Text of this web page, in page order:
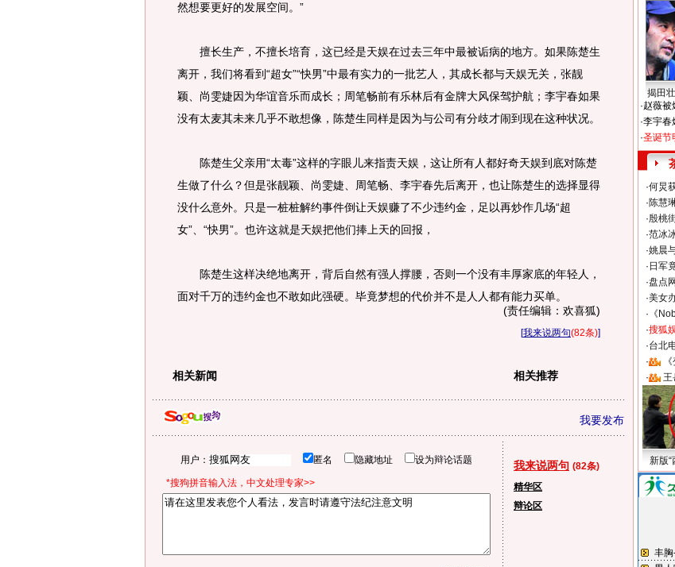
然想要更好的发展空间。”
擅长生产，不擅长培育，这已经是天娱在过去三年中最被诟病的地方。如果陈楚生
离开，我们将看到“超女”“快男”中最有实力的一批艺人，其成长都与天娱无关，张靓
颖、尚雯婕因为华谊音乐而成长；周笔畅前有乐林后有金牌大风保驾护航；李宇春如果
没有太麦其未来几乎不敢想像，陈楚生同样是因为与公司有分歧才闹到现在这种状况。
陈楚生父亲用“太毒”这样的字眼儿来指责天娱，这让所有人都好奇天娱到底对陈楚
生做了什么？但是张靓颖、尚雯婕、周笔畅、李宇春先后离开，也让陈楚生的选择显得
没什么意外。只是一桩桩解约事件倒让天娱赚了不少违约金，足以再炒作几场“超
女”、“快男”。也许这就是天娱把他们捧上天的回报，
陈楚生这样决绝地离开，背后自然有强人撑腰，否则一个没有丰厚家底的年轻人，
面对千万的违约金也不敢如此强硬。毕竟梦想的代价并不是人人都有能力买单。
(责任编辑：欢喜狐)
[我来说两句(82条)]
相关新闻 相关推荐
我要发布
用户： 匿名 隐藏地址 设为辩论话题
*搜狗拼音输入法，中文处理专家>>
我来说两句 (82条)
精华区
辩论区
揭田
·赵薇被
·李宇春
·圣诞节
·何炅
·陈慧
·殷桃
·范冰
·姚晨
· 日军
·盘点
·美女
· 《
·搜狐
·台北
·
·
王
新版“